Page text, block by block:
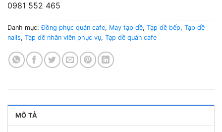
0981 552 465
Danh mục:Đồng phục quán cafe, May tạp dề, Tạp dề bếp, Tạp dề
nails, Tạp dề nhân viên phục vụ, Tạp dề quán cafe
MÔ TẢ